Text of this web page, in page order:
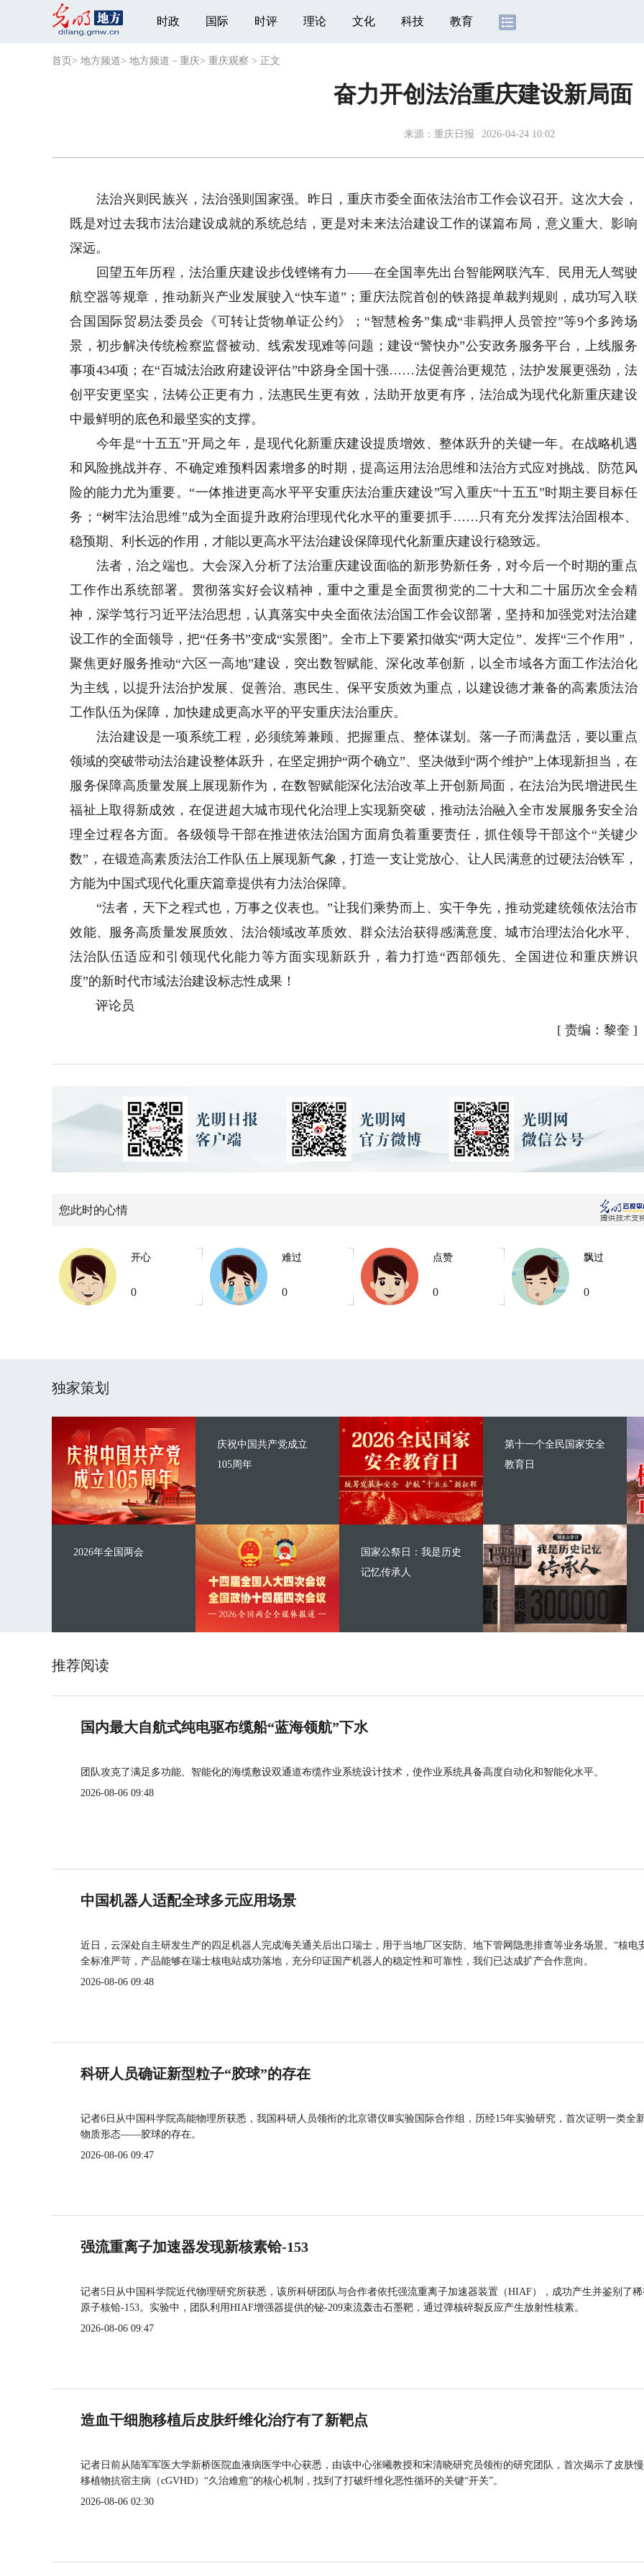
时政 国际 时评 理论 文化 科技 教育
首页 > 地方频道> 地方频道－重庆> 重庆观察 > 正文
奋力开创法治重庆建设新局面
来源： 重庆日报 2026-04-24 10:02
法治兴则民族兴，法治强则国家强。昨日，重庆市委全面依法治市工作会议召开。这次大会，
既是对过去我市法治建设成就的系统总结，更是对未来法治建设工作的谋篇布局，意义重大、影响
深远。
回望五年历程，法治重庆建设步伐铿锵有力——在全国率先出台智能网联汽车、民用无人驾驶
航空器等规章，推动新兴产业发展驶入“快车道”；重庆法院首创的铁路提单裁判规则，成功写入联
合国国际贸易法委员会《可转让货物单证公约》；“智慧检务”集成“非羁押人员管控”等9个多跨场
景，初步解决传统检察监督被动、线索发现难等问题；建设“警快办”公安政务服务平台，上线服务
事项434项；在“百城法治政府建设评估”中跻身全国十强……法促善治更规范，法护发展更强劲，法
创平安更坚实，法铸公正更有力，法惠民生更有效，法助开放更有序，法治成为现代化新重庆建设
中最鲜明的底色和最坚实的支撑。
今年是“十五五”开局之年，是现代化新重庆建设提质增效、整体跃升的关键一年。在战略机遇
和风险挑战并存、不确定难预料因素增多的时期，提高运用法治思维和法治方式应对挑战、防范风
险的能力尤为重要。“一体推进更高水平平安重庆法治重庆建设”写入重庆“十五五”时期主要目标任
务；“树牢法治思维”成为全面提升政府治理现代化水平的重要抓手……只有充分发挥法治固根本、
稳预期、利长远的作用，才能以更高水平法治建设保障现代化新重庆建设行稳致远。
法者，治之端也。大会深入分析了法治重庆建设面临的新形势新任务，对今后一个时期的重点
工作作出系统部署。贯彻落实好会议精神，重中之重是全面贯彻党的二十大和二十届历次全会精
神，深学笃行习近平法治思想，认真落实中央全面依法治国工作会议部署，坚持和加强党对法治建
设工作的全面领导，把“任务书”变成“实景图”。全市上下要紧扣做实“两大定位”、发挥“三个作用”，
聚焦更好服务推动“六区一高地”建设，突出数智赋能、深化改革创新，以全市域各方面工作法治化
为主线，以提升法治护发展、促善治、惠民生、保平安质效为重点，以建设德才兼备的高素质法治
工作队伍为保障，加快建成更高水平的平安重庆法治重庆。
法治建设是一项系统工程，必须统筹兼顾、把握重点、整体谋划。落一子而满盘活，要以重点
领域的突破带动法治建设整体跃升，在坚定拥护“两个确立”、坚决做到“两个维护”上体现新担当，在
服务保障高质量发展上展现新作为，在数智赋能深化法治改革上开创新局面，在法治为民增进民生
福祉上取得新成效，在促进超大城市现代化治理上实现新突破，推动法治融入全市发展服务安全治
理全过程各方面。各级领导干部在推进依法治国方面肩负着重要责任，抓住领导干部这个“关键少
数”，在锻造高素质法治工作队伍上展现新气象，打造一支让党放心、让人民满意的过硬法治铁军，
方能为中国式现代化重庆篇章提供有力法治保障。
“法者，天下之程式也，万事之仪表也。”让我们乘势而上、实干争先，推动党建统领依法治市
效能、服务高质量发展质效、法治领域改革质效、群众法治获得感满意度、城市治理法治化水平、
法治队伍适应和引领现代化能力等方面实现新跃升，着力打造“西部领先、全国进位和重庆辨识
度”的新时代市域法治建设标志性成果！
评论员
[ 责编：黎奎 ]
您此时的心情
开心
0
难过
0
点赞
0
飘过
0
独家策划
庆祝中国共产党成立
105周年
2026年全国两会
第十一个全民国家安全
教育日
国家公祭日：我是历史
记忆传承人
推荐阅读
国内最大自航式纯电驱布缆船“蓝海领航”下水
团队攻克了满足多功能、智能化的海缆敷设双通道布缆作业系统设计技术，使作业系统具备高度自动化和智能化水平。
2026-08-06 09:48
中国机器人适配全球多元应用场景
近日，云深处自主研发生产的四足机器人完成海关通关后出口瑞士，用于当地厂区安防、地下管网隐患排查等业务场景。“核电
全标准严苛，产品能够在瑞士核电站成功落地，充分印证国产机器人的稳定性和可靠性，我们已达成扩产合作意向。
2026-08-06 09:48
科研人员确证新型粒子“胶球”的存在
记者6日从中国科学院高能物理所获悉，我国科研人员领衔的北京谱仪Ⅲ实验国际合作组，历经15年实验研究，首次证明一类全
物质形态——胶球的存在。
2026-08-06 09:47
强流重离子加速器发现新核素铪-153
记者5日从中国科学院近代物理研究所获悉，该所科研团队与合作者依托强流重离子加速器装置（HIAF），成功产生并鉴别了
原子核铪-153。实验中，团队利用HIAF增强器提供的铋-209束流轰击石墨靶，通过弹核碎裂反应产生放射性核素。
2026-08-06 09:47
造血干细胞移植后皮肤纤维化治疗有了新靶点
记者日前从陆军军医大学新桥医院血液病医学中心获悉，由该中心张曦教授和宋清晓研究员领衔的研究团队，首次揭示了皮肤
移植物抗宿主病（cGVHD）“久治难愈”的核心机制，找到了打破纤维化恶性循环的关键“开关”。
2026-08-06 02:30